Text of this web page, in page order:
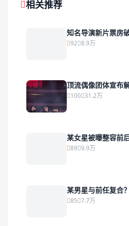
相关推荐
知名导演新片票房
92 8.9万
顶流偶像团体宣布
100 31.2万
某女星被曝整容前
89 9.9万
某男星与前任复合
85 7.7万